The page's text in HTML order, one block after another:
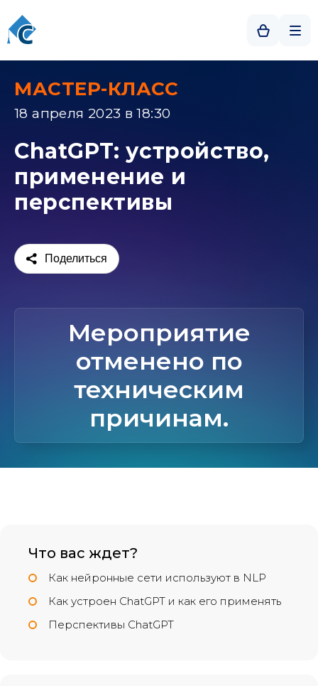
МАСТЕР-КЛАСС
18 апреля 2023 в 18:30
ChatGPT: устройство,
применение и
перспективы
Поделиться
Мероприятие
отменено по
техническим
причинам.
Что вас ждет?
Как нейронные сети используют в NLP
Как устроен ChatGPT и как его применять
Перспективы ChatGPT